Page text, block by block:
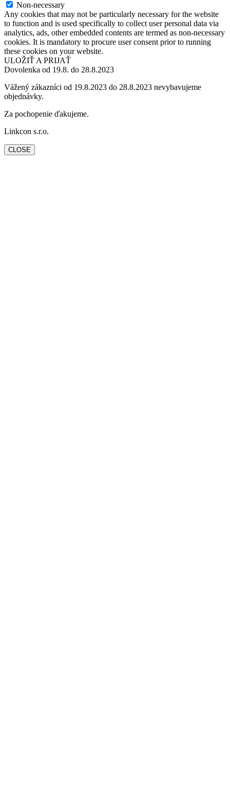
Non-necessary
Any cookies that may not be particularly necessary for the website
to function and is used specifically to collect user personal data via
analytics, ads, other embedded contents are termed as non-necessary
cookies. It is mandatory to procure user consent prior to running
these cookies on your website.
ULOŽIŤ A PRIJAŤ
Dovolenka od 19.8. do 28.8.2023
Vážený zákazníci od 19.8.2023 do 28.8.2023 nevybavujeme
objednávky.
Za pochopenie ďakujeme.
Linkcon s.r.o.
CLOSE